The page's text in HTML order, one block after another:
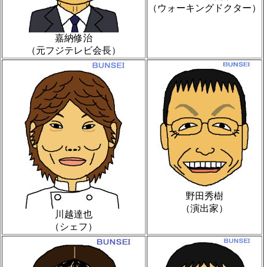
嘉納修治
（元フジテレビ会長）
（ウォーキングドクター）
川越達也
（シェフ）
野田秀樹
（演出家）